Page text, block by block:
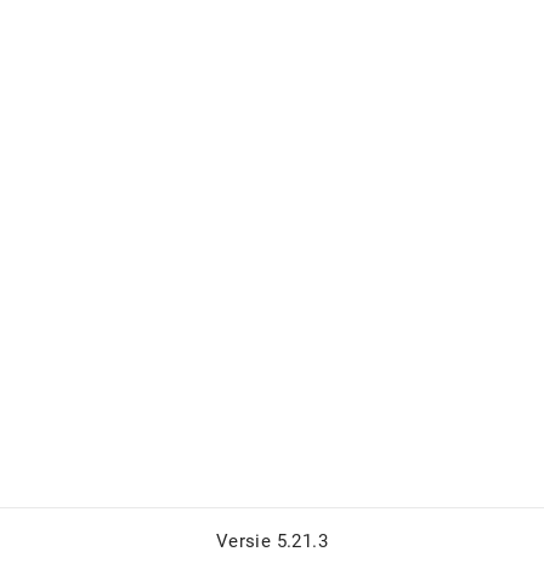
Versie 5.21.3